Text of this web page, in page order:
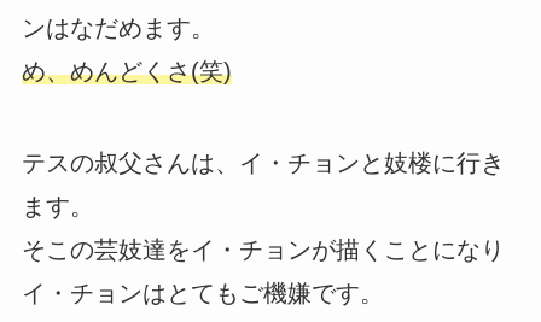
ンはなだめます。
め、めんどくさ(笑)
テスの叔父さんは、イ・チョンと妓楼に行き
ます。
そこの芸妓達をイ・チョンが描くことになり
イ・チョンはとてもご機嫌です。